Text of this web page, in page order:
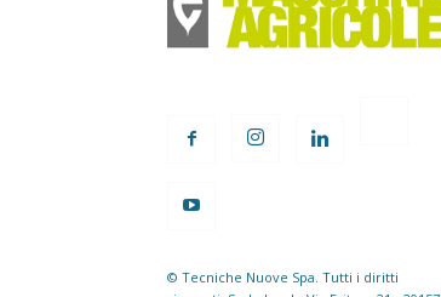
© Tecniche Nuove Spa. Tutti i diritti